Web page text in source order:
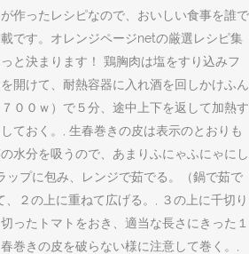
作ったレシピなので、おいしい食事を誰で
です。オレンジページnetの厳選レシピ集
と決まります！ 鶏胸肉は塩をすり込みフ
開けて、耐熱容器に入れ酒を回しかけふん
００ｗ）で５分、途中上下を返して加熱す
ておく。, 生春巻きの皮は表示のとおりも
水分を吸うので、あまりふにゃふにゃにし
ップに包み、レンジで茹でる。（鍋で茹で
２の上に重ねて広げる。, ３の上に千切り
ったトマトをおき、適当な長さにきった１
巻きの皮を破らない様に注意して巻く。,